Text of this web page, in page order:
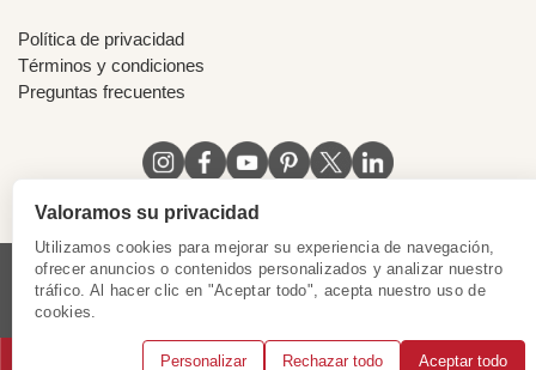
Política de privacidad
Términos y condiciones
Preguntas frecuentes
Licencia de Vietnam | Certificado de Singapur
|
Certificado de Hong Kong, China
© 2018 - 2025 Mundo Asia. Reservados todos los derechos.
Valoramos su privacidad
Utilizamos cookies para mejorar su experiencia de navegación,
ofrecer anuncios o contenidos personalizados y analizar nuestro
tráfico. Al hacer clic en "Aceptar todo", acepta nuestro uso de
cookies.
Personalizar Rechazar todo Aceptar todo